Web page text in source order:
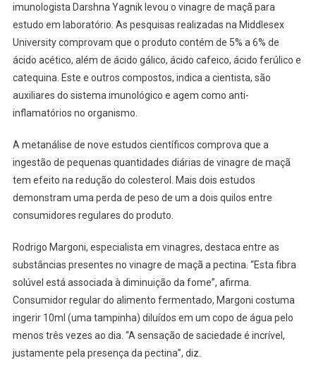
imunologista Darshna Yagnik levou o vinagre de maçã para
estudo em laboratório. As pesquisas realizadas na Middlesex
University comprovam que o produto contém de 5% a 6% de
ácido acético, além de ácido gálico, ácido cafeico, ácido ferúlico e
catequina. Este e outros compostos, indica a cientista, são
auxiliares do sistema imunológico e agem como anti-
inflamatórios no organismo.
A metanálise de nove estudos científicos comprova que a
ingestão de pequenas quantidades diárias de vinagre de maçã
tem efeito na redução do colesterol. Mais dois estudos
demonstram uma perda de peso de um a dois quilos entre
consumidores regulares do produto.
Rodrigo Margoni, especialista em vinagres, destaca entre as
substâncias presentes no vinagre de maçã a pectina. “Esta fibra
solúvel está associada à diminuição da fome”, afirma.
Consumidor regular do alimento fermentado, Margoni costuma
ingerir 10ml (uma tampinha) diluídos em um copo de água pelo
menos três vezes ao dia. “A sensação de saciedade é incrível,
justamente pela presença da pectina”, diz.